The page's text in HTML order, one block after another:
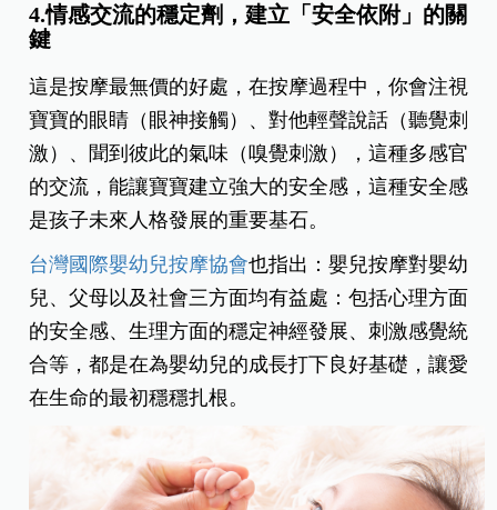
4.情感交流的穩定劑，建立「安全依附」的關
鍵
這是按摩最無價的好處，在按摩過程中，你會注視
寶寶的眼睛（眼神接觸）、對他輕聲說話（聽覺刺
激）、聞到彼此的氣味（嗅覺刺激），這種多感官
的交流，能讓寶寶建立強大的安全感，這種安全感
是孩子未來人格發展的重要基石。
台灣國際嬰幼兒按摩協會也指出：嬰兒按摩對嬰幼
兒、父母以及社會三方面均有益處：包括心理方面
的安全感、生理方面的穩定神經發展、刺激感覺統
合等，都是在為嬰幼兒的成長打下良好基礎，讓愛
在生命的最初穩穩扎根。